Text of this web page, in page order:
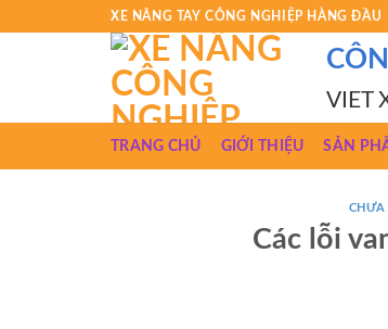
XE NÂNG TAY CÔNG NGHIỆP HÀNG ĐẦU
VIET
TRANG CHỦ GIỚI THIỆU SẢN
CHƯA
Các lỗi